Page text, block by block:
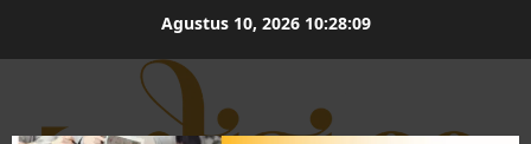
Agustus 10, 2026 10:28:09